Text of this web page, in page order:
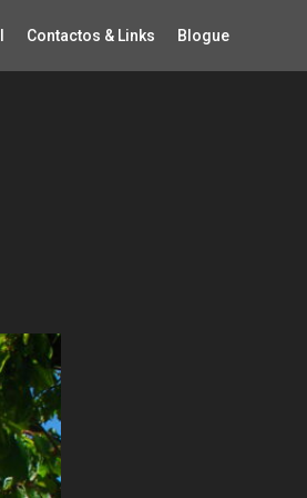
Contactos & Links Blogue